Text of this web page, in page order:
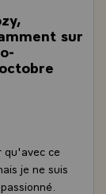
sur
qu'avec ce
je ne suis